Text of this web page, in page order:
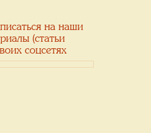
на наши
(статьи
соцсетях